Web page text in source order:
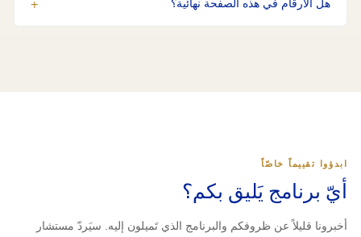
ابدؤوا تقييماً خاصّاً
أيّ برنامج يَليق بكم؟
أخبرونا قليلاً عن ظروفكم والبرنامج الذي تَميلون إليه. سيَردّ مستشار